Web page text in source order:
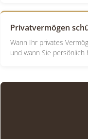
Privatvermögen
Wann Ihr privates
und wann Sie persönlich